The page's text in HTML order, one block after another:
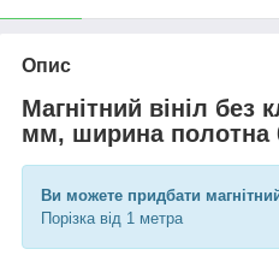
Опис
Магнітний вініл
мм, ширина полотна
Ви можете придбати
Порізка від 1 метра